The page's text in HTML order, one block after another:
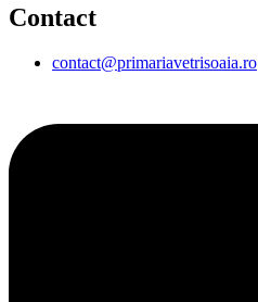
Contact
contact@primariavetrisoaia.ro